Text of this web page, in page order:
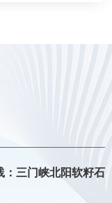
：三门峡北阳软籽石